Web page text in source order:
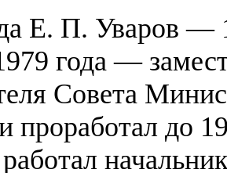
Е. П. Уваров —
года —
Совета
проработал до